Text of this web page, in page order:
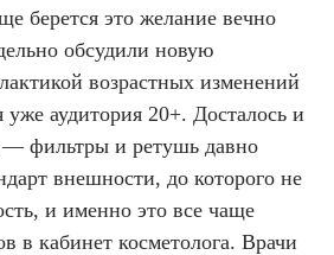
берется это желание вечно
обсудили новую
возрастных изменений
уже аудитория 20+. Досталось и
— фильтры и ретушь давно
внешности, до которого не
и именно это все чаще
в кабинет косметолога. Врачи